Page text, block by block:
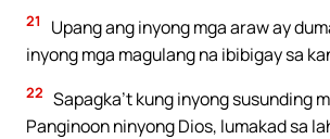
21
Upang ang inyong mga araw ay
inyong mga magulang na ibibigay sa
22 Sapagka’t kung inyong susunding
Panginoon ninyong Dios, lumakad sa